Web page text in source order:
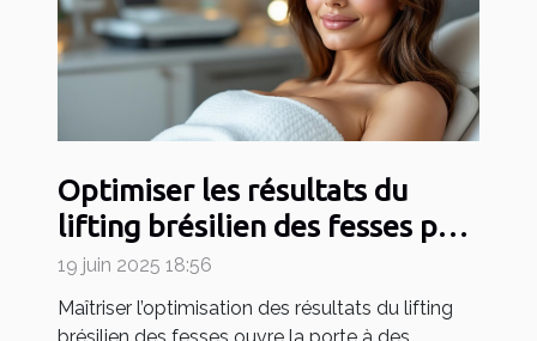
Optimiser les résultats du
lifting brésilien des fesses par
des technologies avancées
19 juin 2025 18:56
Maîtriser l’optimisation des résultats du lifting